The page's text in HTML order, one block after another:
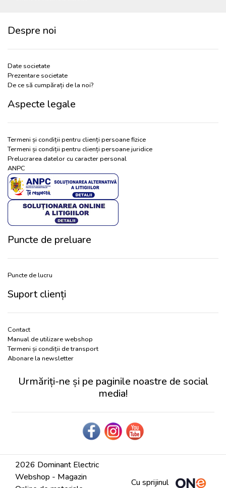
Despre noi
Date societate
Prezentare societate
De ce să cumpărați de la noi?
Aspecte legale
Termeni și condiții pentru clienți persoane fizice
Termeni și condiții pentru clienți persoane juridice
Prelucrarea datelor cu caracter personal
ANPC
Puncte de preluare
Puncte de lucru
Suport clienți
Contact
Manual de utilizare webshop
Termeni și condiții de transport
Abonare la newsletter
Urmăriți-ne și pe paginile noastre de social
media!
2026 Dominant Electric
Webshop - Magazin
Cu sprijinul